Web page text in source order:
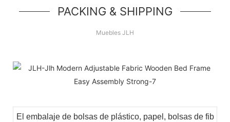
PACKING & SHIPPING
Muebles JLH
El embalaje de bolsas de plástico, papel, bolsas de fib